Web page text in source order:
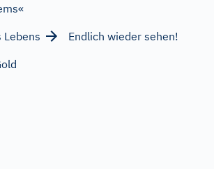
Lebens
Endlich wieder sehen!